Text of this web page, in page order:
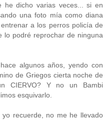
dicho varias veces... si en
una foto mía como diana
a los perros policía de
lo podré reprochar de ninguna
algunos años, yendo con
de Griegos cierta noche de
CIERVO? Y no un Bambi
esquivarlo.
recuerde, no me he llevado